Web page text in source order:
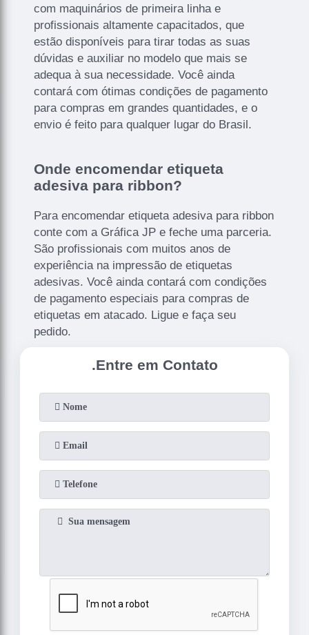
com maquinários de primeira linha e
profissionais altamente capacitados, que
estão disponíveis para tirar todas as suas
dúvidas e auxiliar no modelo que mais se
adequa à sua necessidade. Você ainda
contará com ótimas condições de pagamento
para compras em grandes quantidades, e o
envio é feito para qualquer lugar do Brasil.
Onde encomendar etiqueta
adesiva para ribbon?
Para encomendar etiqueta adesiva para ribbon
conte com a Gráfica JP e feche uma parceria.
São profissionais com muitos anos de
experiência na impressão de etiquetas
adesivas. Você ainda contará com condições
de pagamento especiais para compras de
etiquetas em atacado. Ligue e faça seu
pedido.
.Entre em Contato